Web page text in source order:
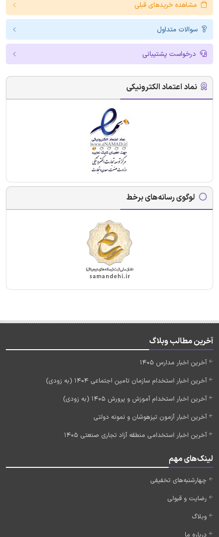
مشاهده خریدهای قبلی
سوالات متداول
درخواست پشتیبانی
نماد اعتماد الکترونیکی
لوگوی رسانه‌های برخط
آخرین مطالب وبلاگ
آخرین اخبار مدارس 1405
آخرین اخبار استخدام سازمان تامین اجتماعی 1404 (به زودی)
آخرین اخبار استخدام آموزش و پرورش 1405 (به زودی)
آخرین اخبار آزمون تیزهوشان و نمونه دولتی
آخرین اخبار استخدامی منطقه آزاد تجاری صنعتی 1405
لینک‌های مهم
چهارشنبه‌های تخفیفی
رضایت و قبولی
وبلاگ